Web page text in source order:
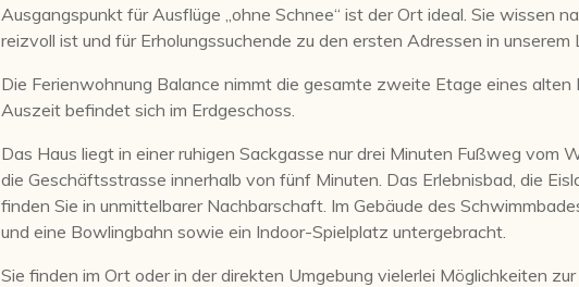
Ausgangspunkt für Ausflüge „ohne Schnee“ ist der Ort ideal. Sie wissen
reizvoll ist und für Erholungssuchende zu den ersten Adressen in unserem
Die Ferienwohnung Balance nimmt die gesamte zweite Etage eines alten
Auszeit befindet sich im Erdgeschoss.
Das Haus liegt in einer ruhigen Sackgasse nur drei Minuten Fußweg vom
die Geschäftsstrasse innerhalb von fünf Minuten. Das Erlebnisbad, die
finden Sie in unmittelbarer Nachbarschaft. Im Gebäude des
und eine Bowlingbahn sowie ein Indoor-Spielplatz untergebracht.
Sie finden im Ort oder in der direkten Umgebung vielerlei Möglichkeiten